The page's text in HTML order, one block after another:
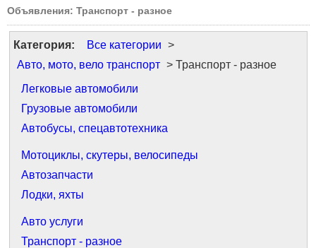
Объявления: Транспорт - разное
Категория: Все категории >
Авто, мото, вело транспорт > Транспорт - разное
Легковые автомобили
Грузовые автомобили
Автобусы, спецавтотехника
Мотоциклы, скутеры, велосипеды
Автозапчасти
Лодки, яхты
Авто услуги
Транспорт - разное